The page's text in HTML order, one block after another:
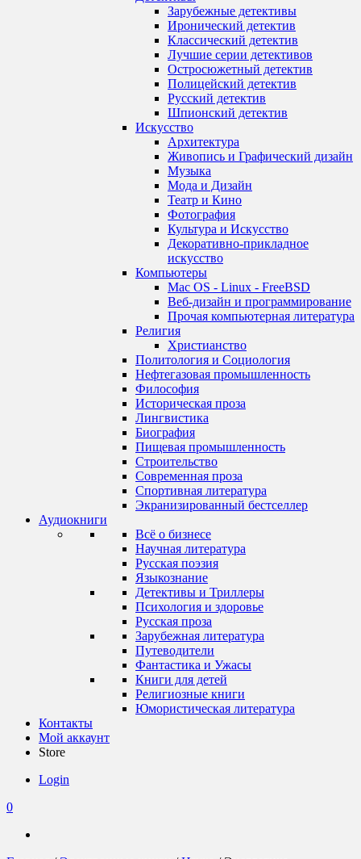
Зарубежные детективы
Иронический детектив
Классический детектив
Лучшие серии детективов
Остросюжетный детектив
Полицейский детектив
Русский детектив
Шпионский детектив
Искусство
Архитектура
Живопись и Графический дизайн
Музыка
Мода и Дизайн
Театр и Кино
Фотография
Культура и Искусство
Декоративно-прикладное
искусство
Компьютеры
Mac OS - Linux - FreeBSD
Веб-дизайн и программирование
Прочая компьютерная литература
Религия
Христианство
Политология и Социология
Нефтегазовая промышленность
Философия
Историческая проза
Лингвистика
Биография
Пищевая промышленность
Строительство
Современная проза
Спортивная литература
Экранизированный бестселлер
Аудиокниги
Всё о бизнесе
Научная литература
Русская поэзия
Языкознание
Детективы и Триллеры
Психология и здоровье
Русская проза
Зарубежная литература
Путеводители
Фантастика и Ужасы
Книги для детей
Религиозные книги
Юмористическая литература
Контакты
Мой аккаунт
Store
Login
0